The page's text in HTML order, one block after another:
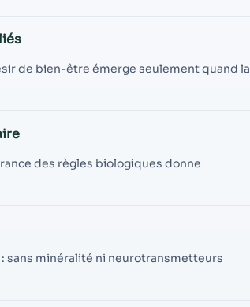
de bien-être émerge seulement quand la
des règles biologiques donne
sans minéralité ni neurotransmetteurs